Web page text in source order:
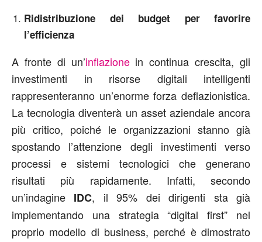
Ridistribuzione dei budget per favorire
l’efficienza
A fronte di un’inflazionein continua crescita, gli
investimenti in risorse digitali intelligenti
rappresenteranno un’enorme forza deflazionistica.
La tecnologia diventerà un asset aziendale ancora
più critico, poiché le organizzazioni stanno già
spostando l’attenzione degli investimenti verso
processi e sistemi tecnologici che generano
risultati più rapidamente. Infatti, secondo
un’indagine IDC, il 95% dei dirigenti sta già
implementando una strategia “digital first” nel
proprio modello di business, perché è dimostrato